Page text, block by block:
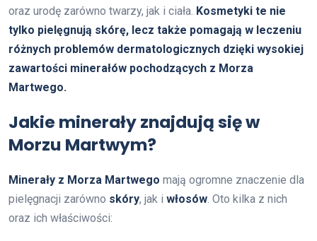
oraz urodę zarówno twarzy, jak i ciała. Kosmetyki te nie
tylko pielęgnują skórę, lecz także pomagają w leczeniu
różnych problemów dermatologicznych dzięki wysokiej
zawartości minerałów pochodzących z Morza
Martwego.
Jakie minerały znajdują się w
Morzu Martwym?
Minerały z Morza Martwego mają ogromne znaczenie dla
pielęgnacji zarówno skóry, jak i włosów. Oto kilka z nich
oraz ich właściwości: